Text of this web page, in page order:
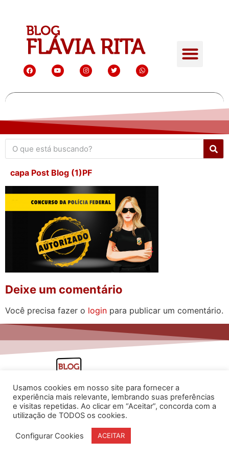
capa Post Blog (1)PF
Deixe um comentário
Você precisa fazer o login para publicar um comentário.
Flávia Rita Cursos Online
Usamos cookies em nosso site para fornecer a
experiência mais relevante, lembrando suas preferências
e visitas repetidas. Ao clicar em “Aceitar”, concorda com a
utilização de TODOS os cookies.
Configurar Cookies ACEITAR